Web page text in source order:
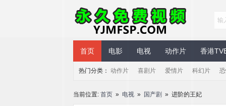
永久免费视频
首页 电影 电视 动作片 香港
热门分类： 动作片 喜剧片 爱情片 科幻片
当前位置: 首页 » 电视 » 国产剧 » 进阶的王妃